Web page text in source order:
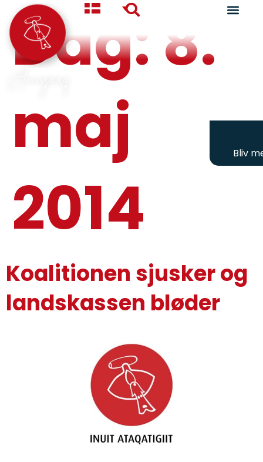
Bliv
Dag: 8.
maj
2014
Koalitionen sjusker og
landskassen bløder